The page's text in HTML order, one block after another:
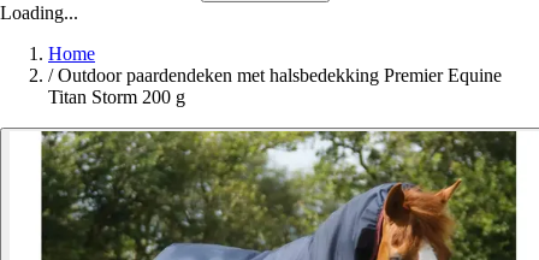
Loading...
Home
/ Outdoor paardendeken met halsbedekking Premier Equine
Titan Storm 200 g